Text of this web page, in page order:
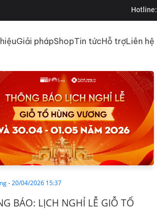
Hotline:
Giải phápShopTin tứcHỗ trợLiên hệ
-20/04/2026 15:37
BÁO: LỊCH NGHỈ LỄ GIỖ TỔ